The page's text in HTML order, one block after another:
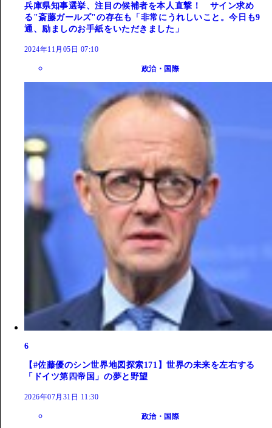
兵庫県知事選挙、注目の候補者を本人直撃！ サイン求め
る"斎藤ガールズ"の存在も「非常にうれしいこと。今日も9
通、励ましのお手紙をいただきました」
2024年11月05日 07:10
政治・国際
6
【#佐藤優のシン世界地図探索171】世界の未来を左右する
「ドイツ第四帝国」の夢と野望
2026年07月31日 11:30
政治・国際